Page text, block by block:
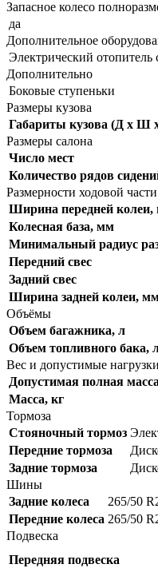
Запасное колесо
да
Дополнительное
Электрический отопитель
Дополнительно
Боковые ступеньки
Размеры кузова
Габариты кузова (Д x Ш
Размеры салона
Число мест
Количество рядов
Размерности ходовой части
Ширина передней
Колесная база, мм
Минимальный радиус
Передний свес
Задний свес
Ширина задней колеи,
Объёмы
Объем багажника, л
Объем топливного бака,
Вес и допустимые нагрузки
Допустимая полная
Масса, кг
Тормоза
Стояночный тормоз
Передние тормоза
Задние тормоза
Шины
Задние колеса
265/50
Передние колеса 265/50
Подвеска
Передняя подвеска